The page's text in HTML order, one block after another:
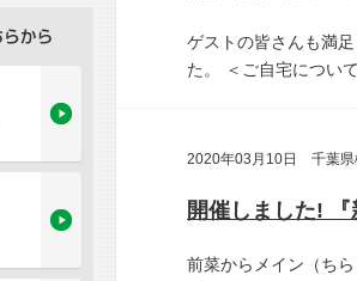
ゲストの皆さんも満
た。
＜ご自宅につい
2020年03月10日 千葉県
前菜からメイン（ち